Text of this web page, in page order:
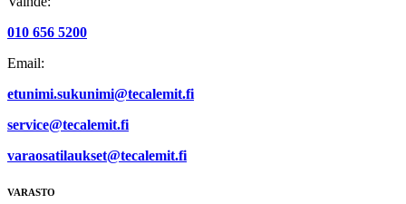
010 656 5200
Email:
etunimi.sukunimi@tecalemit.fi
service@tecalemit.fi
varaosatilaukset@tecalemit.fi
VARASTO